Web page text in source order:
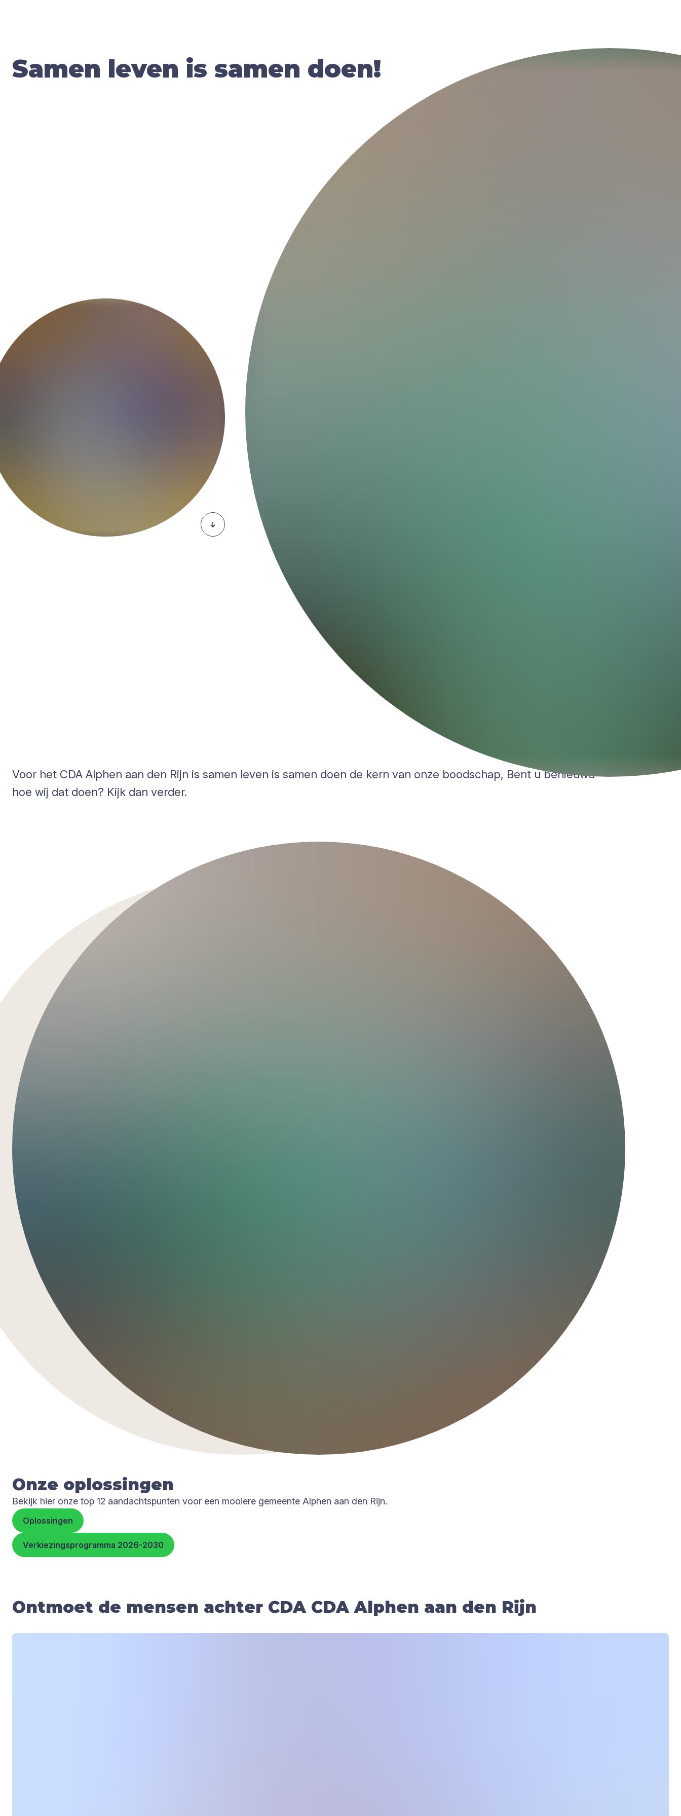
Samen leven is samen doen!
Voor het CDA Alphen aan den Rijn is samen leven is samen doen de kern van onze boodschap, Bent u benieuwd
hoe wij dat doen? Kijk dan verder.
Onze oplos­sin­gen
Bekijk hier onze top 12 aandachtspunten voor een mooiere gemeente Alphen aan den Rijn.
Oplossingen
Verkiezingsprogramma 2026-2030
Ontmoet de mensen achter CDA CDA Alphen aan den Rijn